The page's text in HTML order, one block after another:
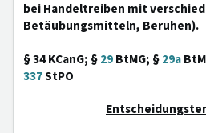
bei Handeltreiben mit
Betäubungsmitteln, Beruhen).
§ 34 KCanG; §29BtMG; §29a
337StPO